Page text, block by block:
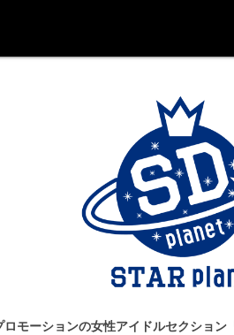
モーションの女性アイドルセクション